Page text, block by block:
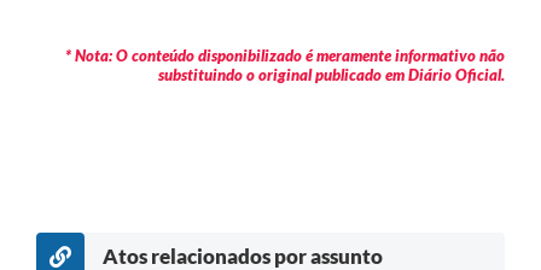
* Nota: O conteúdo disponibilizado é meramente informativo não
substituindo o original publicado em Diário Oficial.
Atos relacionados por assunto